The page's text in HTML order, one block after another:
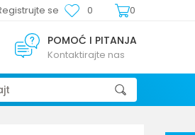
0
0
se
POMOĆ I PITANJA
Kontaktirajte nas